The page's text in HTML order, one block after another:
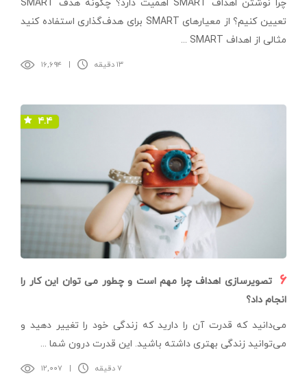
چرا نوشتن اهداف SMART اهمیت دارد؟ چگونه هدف SMART
تعیین کنیم؟ از معیارهای SMART برای هدف‌گذاری استفاده کنید
مثالی از اهداف SMART ...
۱۶,۶۹۴ | ۱۳ دقیقه
۴.۴
۶
تصویرسازی اهداف چرا مهم است و چطور می توان این کار را
انجام داد؟
می‌دانید که قدرت آن را دارید که زندگی خود را تغییر دهید و
می‌توانید زندگی بهتری داشته باشید. این قدرت درون شما ...
۱۲,۰۰۷ | ۷ دقیقه